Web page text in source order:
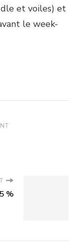
et voiles) et
le week-
%